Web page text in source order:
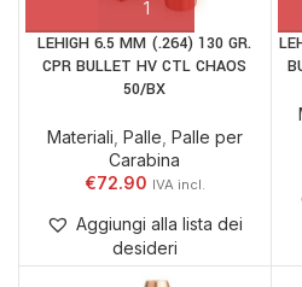
LEHIGH 6.5 MM (.264) 130 GR.
CPR BULLET HV CTL CHAOS
50/BX
Materiali Palle Palle per
Carabina
€72.90
Aggiungi alla lista dei
desideri